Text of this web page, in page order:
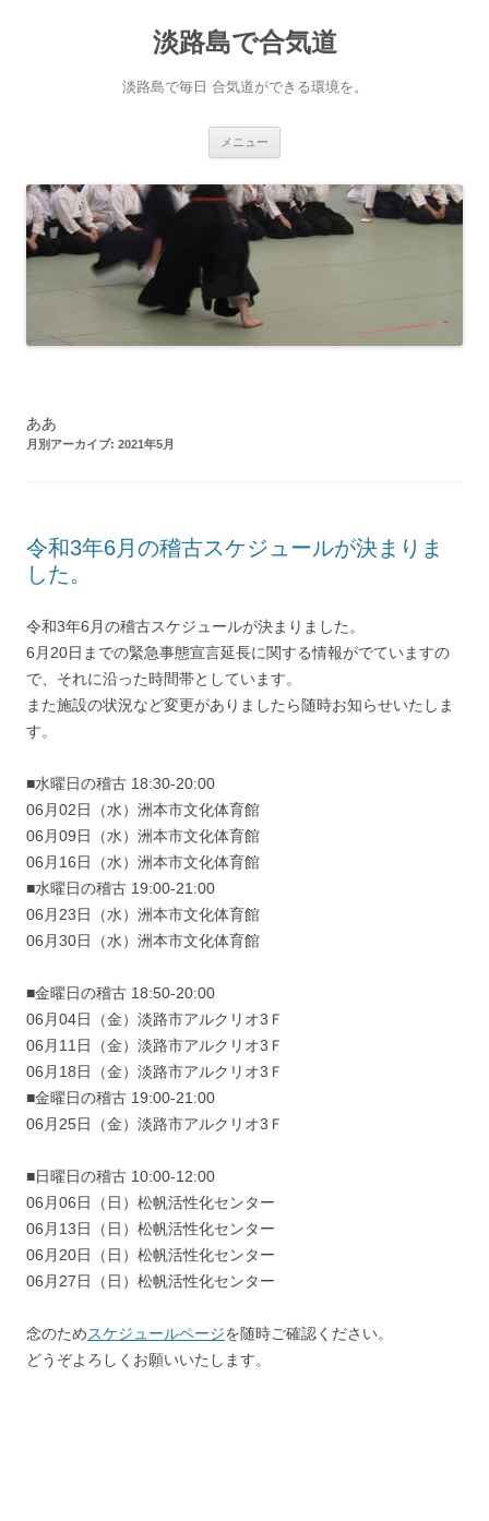
淡路島で合気道
淡路島で毎日 合気道ができる環境を。
メニュー
ああ
月別アーカイブ: 2021年5月
令和3年6月の稽古スケジュールが決まりま
した。
令和3年6月の稽古スケジュールが決まりました。
6月20日までの緊急事態宣言延長に関する情報がでていますの
で、それに沿った時間帯としています。
また施設の状況など変更がありましたら随時お知らせいたしま
す。
■水曜日の稽古 18:30-20:00
06月02日（水）洲本市文化体育館
06月09日（水）洲本市文化体育館
06月16日（水）洲本市文化体育館
■水曜日の稽古 19:00-21:00
06月23日（水）洲本市文化体育館
06月30日（水）洲本市文化体育館
■金曜日の稽古 18:50-20:00
06月04日（金）淡路市アルクリオ3Ｆ
06月11日（金）淡路市アルクリオ3Ｆ
06月18日（金）淡路市アルクリオ3Ｆ
■金曜日の稽古 19:00-21:00
06月25日（金）淡路市アルクリオ3Ｆ
■日曜日の稽古 10:00-12:00
06月06日（日）松帆活性化センター
06月13日（日）松帆活性化センター
06月20日（日）松帆活性化センター
06月27日（日）松帆活性化センター
念のためスケジュールページを随時ご確認ください。
どうぞよろしくお願いいたします。